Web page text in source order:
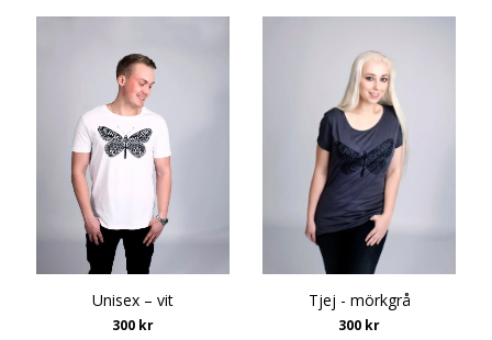
Unisex – vit
300 kr
Tjej - mörkgrå
300 kr